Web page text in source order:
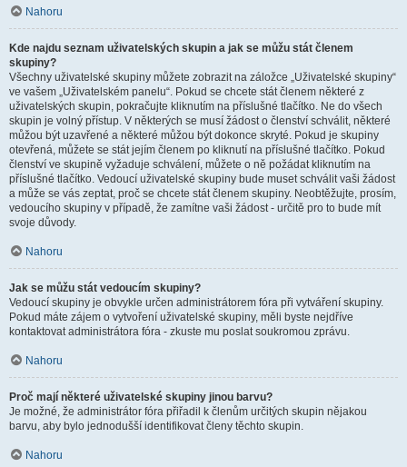
Nahoru
Kde najdu seznam uživatelských skupin a jak se můžu stát členem
skupiny?
Všechny uživatelské skupiny můžete zobrazit na záložce „Uživatelské skupiny“
ve vašem „Uživatelském panelu“. Pokud se chcete stát členem některé z
uživatelských skupin, pokračujte kliknutím na příslušné tlačítko. Ne do všech
skupin je volný přístup. V některých se musí žádost o členství schválit, některé
můžou být uzavřené a některé můžou být dokonce skryté. Pokud je skupiny
otevřená, můžete se stát jejím členem po kliknutí na příslušné tlačítko. Pokud
členství ve skupině vyžaduje schválení, můžete o ně požádat kliknutím na
příslušné tlačítko. Vedoucí uživatelské skupiny bude muset schválit vaši žádost
a může se vás zeptat, proč se chcete stát členem skupiny. Neobtěžujte, prosím,
vedoucího skupiny v případě, že zamítne vaši žádost - určitě pro to bude mít
svoje důvody.
Nahoru
Jak se můžu stát vedoucím skupiny?
Vedoucí skupiny je obvykle určen administrátorem fóra při vytváření skupiny.
Pokud máte zájem o vytvoření uživatelské skupiny, měli byste nejdříve
kontaktovat administrátora fóra - zkuste mu poslat soukromou zprávu.
Nahoru
Proč mají některé uživatelské skupiny jinou barvu?
Je možné, že administrátor fóra přiřadil k členům určitých skupin nějakou
barvu, aby bylo jednodušší identifikovat členy těchto skupin.
Nahoru